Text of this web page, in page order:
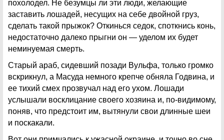
похолодел. Не безумцы ли эти люди, желающие
заставить лошадей, несущих на себе двойной груз,
сделать такой прыжок? Откинься седок, споткнись конь,
недостаточно далеко прыгни он — уделом их будет
неминуемая смерть.
Старый араб, сидевший позади Вульфа, только громко
вскрикнул, а Масуда немного крепче обняла Годвина, и
ее тихий смех прозвучал над его ухом. Лошади
услышали восклицание своего хозяина и, по-видимому,
поняв, что предстоит им, вытянули свои длинные шеи
и поскакали.